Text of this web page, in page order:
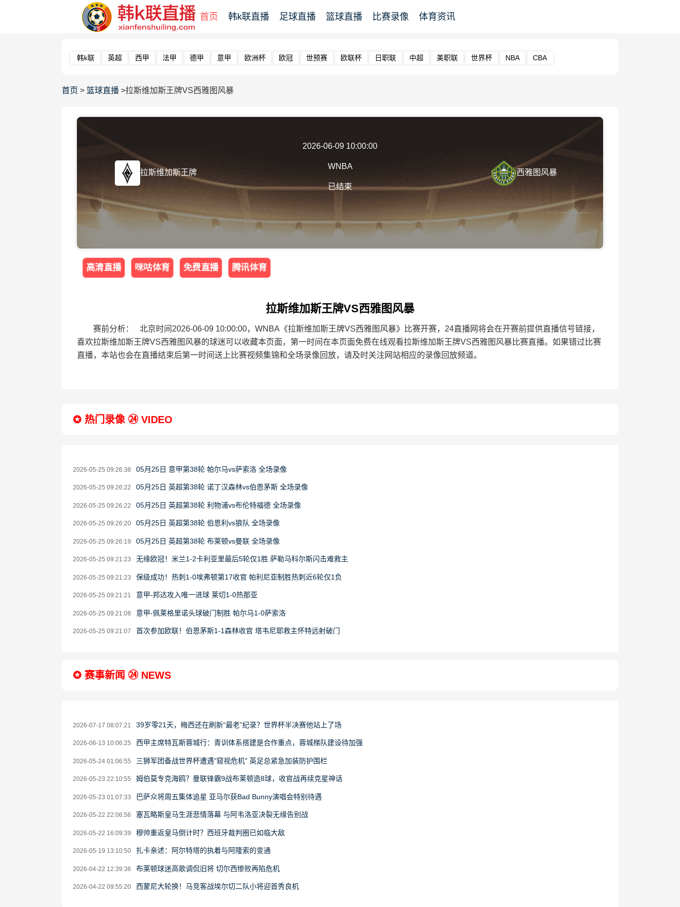
首页 韩k联直播 足球直播 篮球直播 比赛录像 体育资讯
韩k联 英超 西甲 法甲 德甲 意甲 欧洲杯 欧冠 世预赛 欧联杯 日职联 中超 美职联 世界杯 NBA CBA
首页 > 篮球直播 >拉斯维加斯王牌VS西雅图风暴
拉斯维加斯王牌
2026-06-09 10:00:00
WNBA
已结束
西雅图风暴
高清直播 咪咕体育 免费直播 腾讯体育
拉斯维加斯王牌VS西雅图风暴
赛前分析： 北京时间2026-06-09 10:00:00，WNBA《拉斯维加斯王牌VS西雅图风暴》比赛开赛，24直播网将会在开赛前提供直播信号链接，
喜欢拉斯维加斯王牌VS西雅图风暴的球迷可以收藏本页面，第一时间在本页面免费在线观看拉斯维加斯王牌VS西雅图风暴比赛直播。如果错过比赛
直播，本站也会在直播结束后第一时间送上比赛视频集锦和全场录像回放，请及时关注网站相应的录像回放频道。
✪ 热门录像 ㉔ VIDEO
2026-05-25 09:26:38 05月25日 意甲第38轮 帕尔马vs萨索洛 全场录像
2026-05-25 09:26:22 05月25日 英超第38轮 诺丁汉森林vs伯恩茅斯 全场录像
2026-05-25 09:26:22 05月25日 英超第38轮 利物浦vs布伦特福德 全场录像
2026-05-25 09:26:20 05月25日 英超第38轮 伯恩利vs狼队 全场录像
2026-05-25 09:26:19 05月25日 英超第38轮 布莱顿vs曼联 全场录像
2026-05-25 09:21:23 无缘欧冠！米兰1-2卡利亚里最后5轮仅1胜 萨勒马科尔斯闪击难救主
2026-05-25 09:21:23 保级成功！热刺1-0埃弗顿第17收官 帕利尼亚制胜热刺近6轮仅1负
2026-05-25 09:21:21 意甲-邦达攻入唯一进球 莱切1-0热那亚
2026-05-25 09:21:08 意甲-佩莱格里诺头球破门制胜 帕尔马1-0萨索洛
2026-05-25 09:21:07 首次参加欧联！伯恩茅斯1-1森林收官 塔韦尼耶救主怀特远射破门
✪ 赛事新闻 ㉔ NEWS
2026-07-17 08:07:21 39岁零21天，梅西还在刷新“最老”纪录？世界杯半决赛他站上了场
2026-06-13 10:06:25 西甲主席特瓦斯蓉城行：青训体系搭建是合作重点，蓉城梯队建设待加强
2026-05-24 01:06:55 三狮军团备战世界杯遭遇"窥视危机" 英足总紧急加装防护围栏
2026-05-23 22:10:55 姆伯莫专克海鸥？曼联锋霸9战布莱顿造8球，收官战再续克星神话
2026-05-23 01:07:33 巴萨众将周五集体追星 亚马尔获Bad Bunny演唱会特别待遇
2026-05-22 22:06:56 塞瓦略斯皇马生涯悲情落幕 与阿韦洛亚决裂无缘告别战
2026-05-22 16:09:39 穆帅重返皇马倒计时？西班牙裁判圈已如临大敌
2026-05-19 13:10:50 扎卡亲述：阿尔特塔的执着与阿隆索的变通
2026-04-22 12:39:36 布莱顿球迷高歌调侃旧将 切尔西惨败再陷危机
2026-04-22 09:55:20 西蒙尼大轮换！马竞客战埃尔切二队小将迎首秀良机